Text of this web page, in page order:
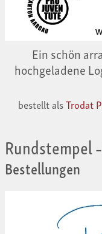
Ein schön
hochgeladene
bestellt alsTrodat
Rundstempel
Bestellungen